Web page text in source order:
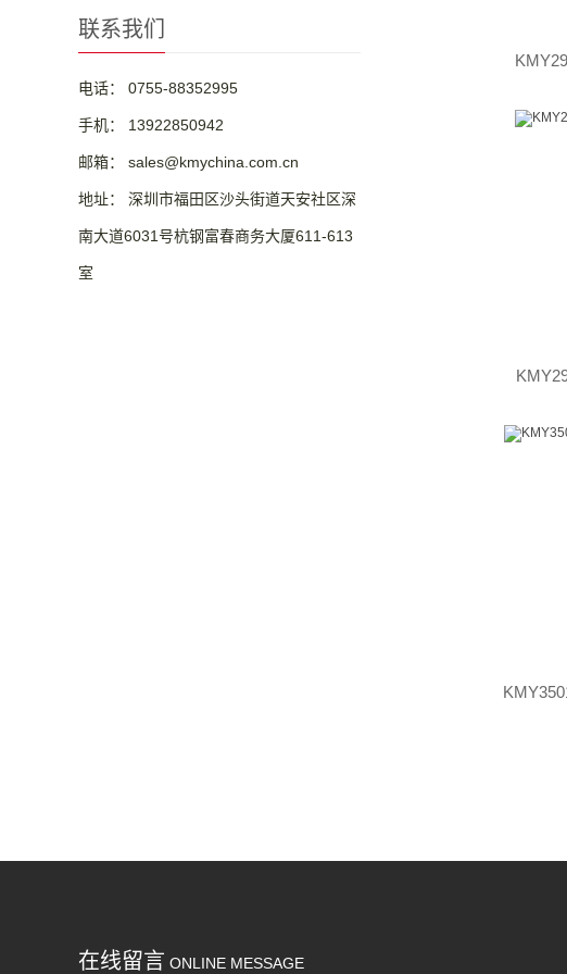
联系我们
电话： 0755-88352995
手机： 13922850942
邮箱： sales@kmychina.com.cn
地址： 深圳市福田区沙头街道天安社区深
南大道6031号杭钢富春商务大厦611-613
室
在线留言 ONLINE MESSAGE